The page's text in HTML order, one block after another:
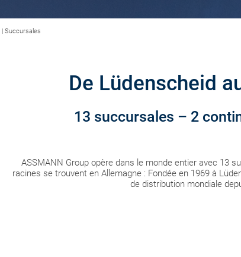
| Succursales
De Lüdenscheid
13 succursales – 2
ASSMANN Group opère dans le monde entier avec 13
racines se trouvent en Allemagne : Fondée en 1969 à
de distribution mondiale